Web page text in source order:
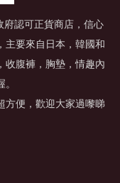
府認可正貨商店，信心
主要來自日本，韓國和
收腹褲，胸墊，情趣內
方便，歡迎大家過嚟睇